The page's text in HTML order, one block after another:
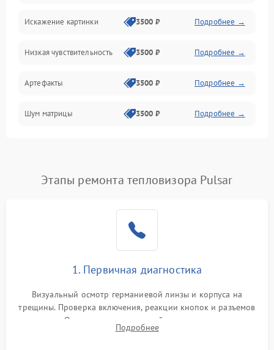
Электропитание
Измерения
Матрица
Проблемы питания
Сбои коммуникаций и интерфейсов
Экран (дисплей)
Искажение картинки 3500 ₽ Подробнее →
Низкая чувствительность 3500 ₽ Подробнее →
Артефакты 3500 ₽ Подробнее →
Шум матрицы 3500 ₽ Подробнее →
Этапы ремонта тепловизора Pulsar
1. Первичная диагностика
Визуальный осмотр германиевой линзы и корпуса на
трещины. Проверка включения, реакции кнопок и разъемов
зарядки. Оценка вывода тепловой сигнатуры на экран,
проверка базовых функций и считывание системных
Подробнее